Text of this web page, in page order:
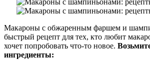
Макароны с обжаренным фаршем и
быстрый рецепт для тех, кто любит
хочет попробовать что-то новое.
ингредиенты: